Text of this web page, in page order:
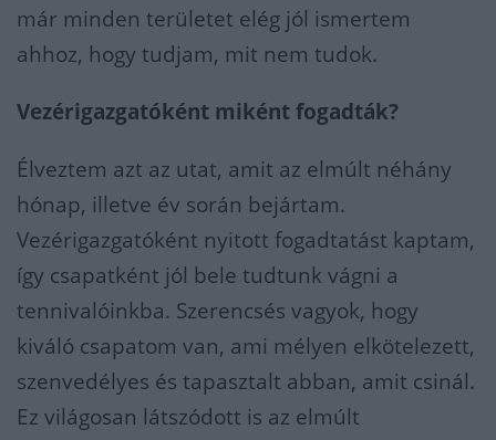
már minden területet elég jól ismertem
ahhoz, hogy tudjam, mit nem tudok.
Vezérigazgatóként miként fogadták?
Élveztem azt az utat, amit az elmúlt néhány
hónap, illetve év során bejártam.
Vezérigazgatóként nyitott fogadtatást kaptam,
így csapatként jól bele tudtunk vágni a
tennivalóinkba. Szerencsés vagyok, hogy
kiváló csapatom van, ami mélyen elkötelezett,
szenvedélyes és tapasztalt abban, amit csinál.
Ez világosan látszódott is az elmúlt